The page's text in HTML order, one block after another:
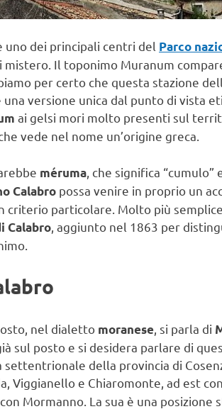
uno dei principali centri del Parco
mistero. Il toponimo Muranum
per certo che questa stazione
una versione unica dal punto di vista
ai gelsi mori molto presenti sul
vede nel nome un’origine greca.
méruma , che significa
Calabro possa venire in proprio un
criterio particolare. Molto più
Calabro , aggiunto nel 1863 per
nel dialetto moranese , si parla di
sul posto e si desidera parlare di
della provincia di
Viggianello e Chiaromonte, ad est con
Mormanno. La sua è una